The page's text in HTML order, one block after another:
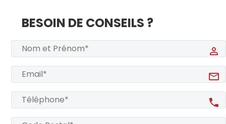
BESOIN DE CONSEILS ?